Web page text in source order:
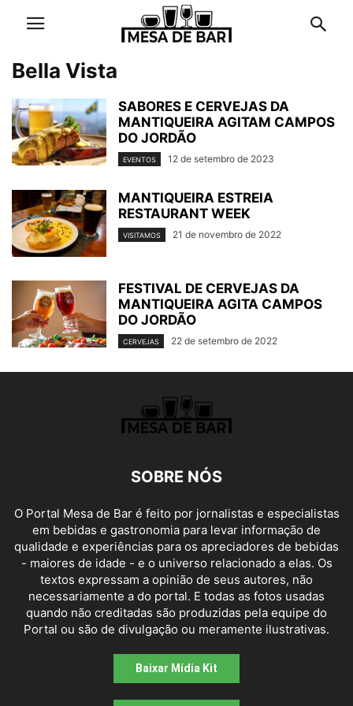
Bella Vista
SABORES E CERVEJAS DA
MANTIQUEIRA AGITAM CAMPOS
DO JORDÃO
EVENTOS 12 de setembro de 2023
MANTIQUEIRA ESTREIA
RESTAURANT WEEK
VISITAMOS 21 de novembro de 2022
FESTIVAL DE CERVEJAS DA
MANTIQUEIRA AGITA CAMPOS
DO JORDÃO
CERVEJAS 22 de setembro de 2022
SOBRE NÓS
O Portal Mesa de Bar é feito por jornalistas e especialistas
em bebidas e gastronomia para levar informação de
qualidade e experiências para os apreciadores de bebidas
- maiores de idade - e o universo relacionado a elas. Os
textos expressam a opinião de seus autores, não
necessariamente a do portal. E todas as fotos usadas
quando não creditadas são produzidas pela equipe do
Portal ou são de divulgação ou meramente ilustrativas.
Baixar Mídia Kit